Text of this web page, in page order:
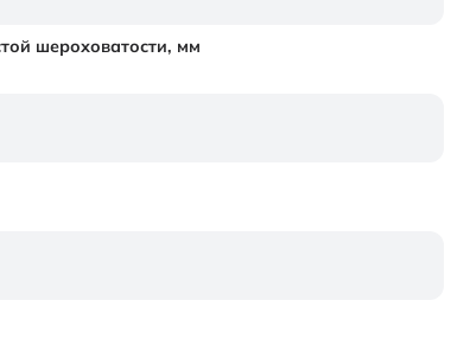
шероховатости, мм